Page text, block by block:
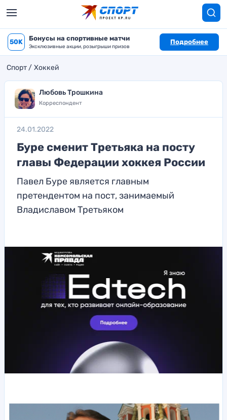
50K Бонусы на спортивные матчи
Эксклюзивные акции, розыгрыши призов
Подробнее
Спорт Хоккей
Любовь Трошкина
Корреспондент
24.01.2022
Буре сменит Третьяка на посту
главы Федерации хоккея России
Павел Буре является главным
претендентом на пост, занимаемый
Владиславом Третьяком